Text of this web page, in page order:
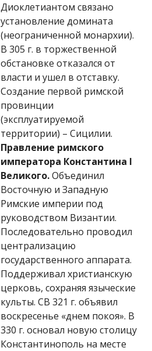
Диоклетиантом связано
установление домината
(неограниченной монархии).
В 305 г. в торжественной
обстановке отказался от
власти и ушел в отставку.
Создание первой римской
провинции
(эксплуатируемой
территории) – Сицилии.
Правление римского
императора Константина I
Великого.Объединил
Восточную и Западную
Римские империи под
руководством Византии.
Последовательно проводил
централизацию
государственного аппарата.
Поддерживал христианскую
церковь, сохраняя языческие
культы. СВ 321 г. объявил
воскресенье «днем покоя». В
330 г. основал новую столицу
Константинополь на месте